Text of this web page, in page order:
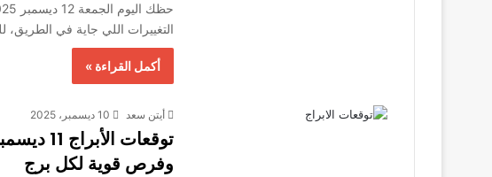
التغييرات اللي جاية في
أكمل القراءة »
أيتن سعد 10 ديسمبر، 2025
وفرص قوية لكل برج